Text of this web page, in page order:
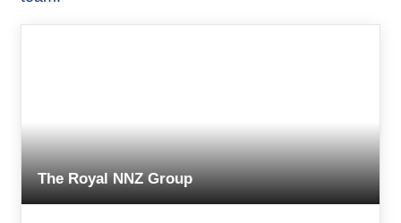
The Royal NNZ Group